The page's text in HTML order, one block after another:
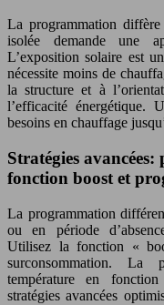
La programmation
isolée demande une
L’exposition solaire est
nécessite moins de
la structure et à
l’efficacité énergétique.
besoins en chauffage
Stratégies
fonction boost et
La programmation
ou en période
Utilisez la fonction «
surconsommation. La
température en
stratégies avancées